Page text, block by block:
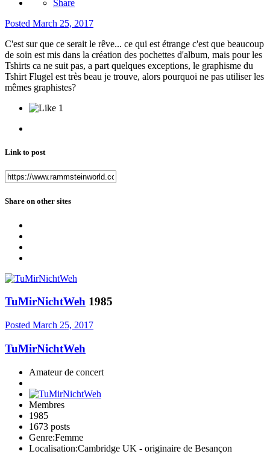
Share
Posted March 25, 2017
C'est sur que ce serait le rêve... ce qui est étrange c'est que beaucoup
de soin est mis dans la création des pochettes d'album, mais pour les
Tshirts ca ne suit pas, a part quelques exceptions, le graphisme du
Tshirt Flugel est très beau je trouve, alors pourquoi ne pas utiliser les
mêmes graphistes?
1
Link to post
Share on other sites
TuMirNichtWeh 1985
Posted March 25, 2017
TuMirNichtWeh
Amateur de concert
Membres
1985
1673 posts
Genre:Femme
Localisation:Cambridge UK - originaire de Besançon